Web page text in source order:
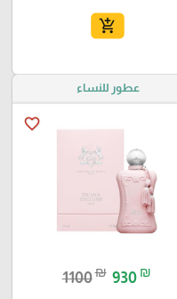
add_shopping_cart
عطور للنساء
favorite_border
1100₪ 930 ₪